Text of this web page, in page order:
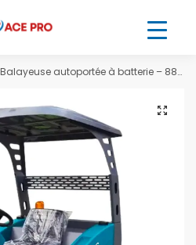
Balayeuse autoportée à batterie – 8800 m²/h